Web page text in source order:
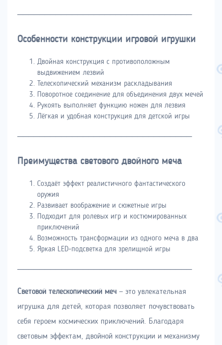
────────────────────────────────
Особенности конструкции игровой игрушки
Двойная конструкция с противоположным
выдвижением лезвий
Телескопический механизм раскладывания
Поворотное соединение для объединения двух мечей
Рукоять выполняет функцию ножен для лезвия
Лёгкая и удобная конструкция для детской игры
────────────────────────────────
Преимущества светового двойного меча
Создаёт эффект реалистичного фантастического
оружия
Развивает воображение и сюжетные игры
Подходит для ролевых игр и костюмированных
приключений
Возможность трансформации из одного меча в два
Яркая LED-подсветка для зрелищной игры
────────────────────────────────
Световой телескопический меч — это увлекательная
игрушка для детей, которая позволяет почувствовать
себя героем космических приключений. Благодаря
световым эффектам, двойной конструкции и механизму